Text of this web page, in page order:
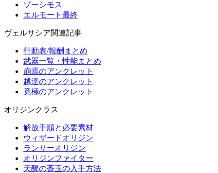
ゾーシモス
エルモート最終
ヴェルサシア関連記事
行動表/報酬まとめ
武器一覧・性能まとめ
崩焉のアンクレット
越達のアンクレット
竟極のアンクレット
オリジンクラス
解放手順と必要素材
ウィザードオリジン
ランサーオリジン
オリジンファイター
天醒の蒼玉の入手方法